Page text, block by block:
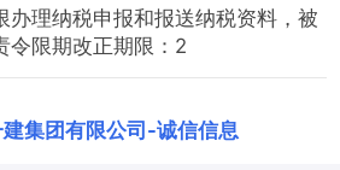
办理纳税申报和报送纳税资料，被
令限期改正期限：2
集团有限公司 -诚信信息